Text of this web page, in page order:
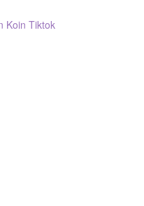
Koin Tiktok